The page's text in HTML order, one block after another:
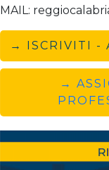
MAIL:
→ ISCRIVITI -
→